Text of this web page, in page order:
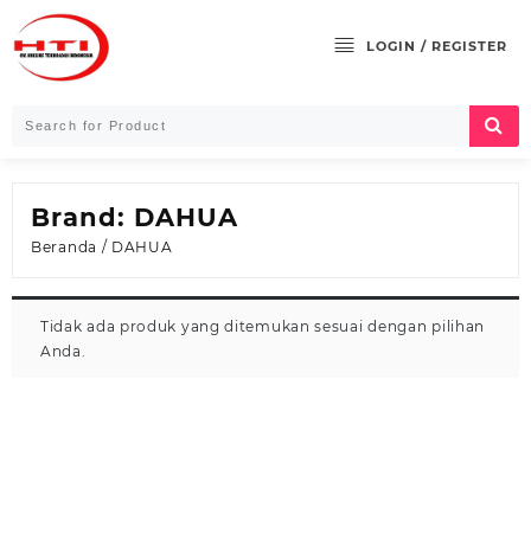
to
content
LOGIN / REGISTER
Brand: DAHUA
Beranda / DAHUA
Tidak ada produk yang ditemukan sesuai dengan pilihan
Anda.